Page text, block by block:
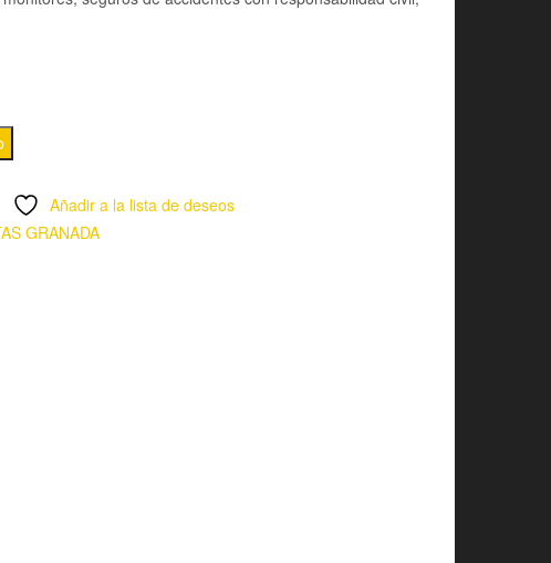
Añadir a la lista de deseos
GRANADA